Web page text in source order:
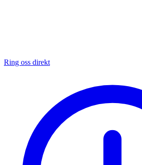
Ring oss direkt